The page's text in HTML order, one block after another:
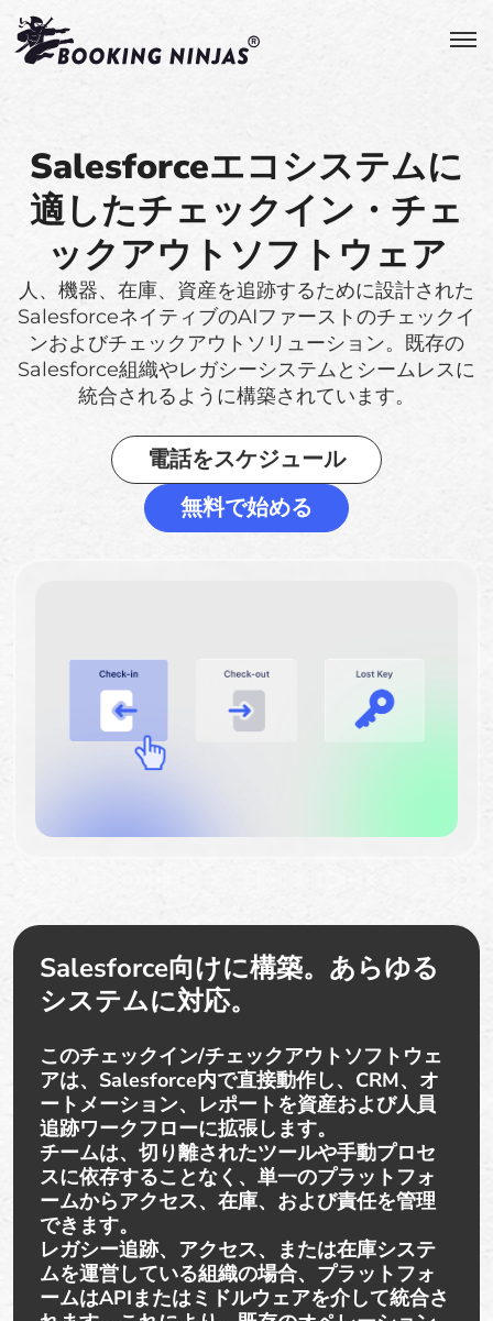
Salesforceエコシステムに
適したチェックイン・チェ
ックアウトソフトウェア
人、機器、在庫、資産を追跡するために設計された
SalesforceネイティブのAIファーストのチェックイ
ンおよびチェックアウトソリューション。既存の
Salesforce組織やレガシーシステムとシームレスに
統合されるように構築されています。
電話をスケジュール
無料で始める
Salesforce向けに構築。あらゆる
システムに対応。
このチェックイン/チェックアウトソフトウェ
アは、Salesforce内で直接動作し、CRM、オ
ートメーション、レポートを資産および人員
追跡ワークフローに拡張します。
チームは、切り離されたツールや手動プロセ
スに依存することなく、単一のプラットフォ
ームからアクセス、在庫、および責任を管理
できます。
レガシー追跡、アクセス、または在庫システ
ムを運営している組織の場合、プラットフォ
ームはAPIまたはミドルウェアを介して統合さ